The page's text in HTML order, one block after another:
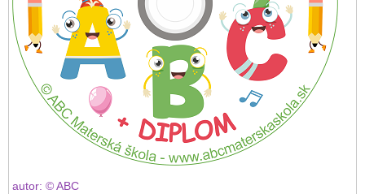
autor: © ABC